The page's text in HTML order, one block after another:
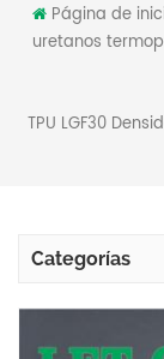
Página de
uretanos
TPU LGF30
Categorías